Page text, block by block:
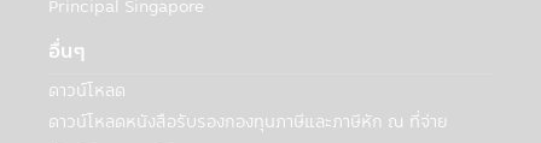
ด้วยความยินยอมของท่าน:
บริษัทฯจะเปิดเผยข้อมูลส่วนบุคคลของท่านและ
ข้อมูลอื่นๆ ด้วยความยินยอมของท่าน ทั้งนี้
บุคคลที่เกี่ยวข้องที่ให้บริการดังกล่าวและได้รับ
Principal Singapore
อื่นๆ
ดาวน์โหลด
ดาวน์โหลดหนังสือรับรองกองทุนภาษีและภาษีหัก ณ ที่จ่าย